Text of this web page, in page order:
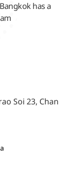
has a
Soi 23, Chan